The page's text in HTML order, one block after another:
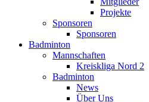
Projekte
Sponsoren
Sponsoren
Badminton
Mannschaften
Kreiskliga Nord 2
Badminton
News
Über Uns